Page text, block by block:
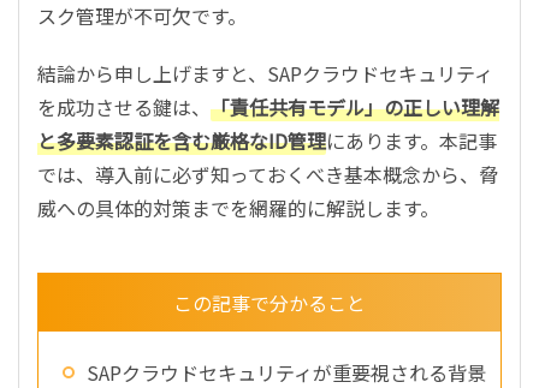
スク管理が不可欠です。
結論から申し上げますと、SAPクラウドセキュリティ
を成功させる鍵は、 「責任共有モデル」の正しい理解
と多要素認証を含む厳格なID管理にあります。本記事
では、導入前に必ず知っておくべき基本概念から、脅
威への具体的対策までを網羅的に解説します。
この記事で分かること
SAPクラウドセキュリティが重要視される背景